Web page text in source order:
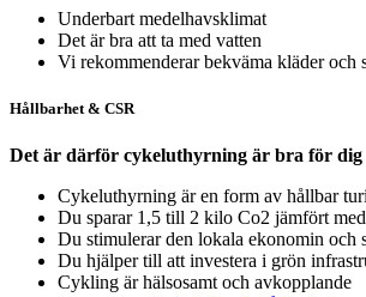
Underbart medelhavsklimat
Det är bra att ta med vatten
Vi rekommenderar bekväma kläder och
Hållbarhet & CSR
Det är därför cykeluthyrning är bra för dig
Cykeluthyrning är en form av hållbar
Du sparar 1,5 till 2 kilo Co2 jämfört med
Du stimulerar den lokala ekonomin och
Du hjälper till att investera i grön
Cykling är hälsosamt och avkopplande